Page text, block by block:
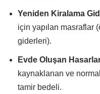
Yeniden Kiralama
için yapılan masraflar
giderleri).
Evde Oluşan
kaynaklanan ve
tamir bedeli.